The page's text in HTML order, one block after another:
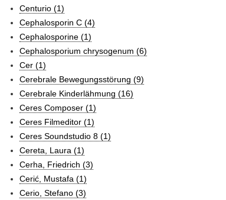
Centurio (1)
Cephalosporin C (4)
Cephalosporine (1)
Cephalosporium chrysogenum (6)
Cer (1)
Cerebrale Bewegungsstörung (9)
Cerebrale Kinderlähmung (16)
Ceres Composer (1)
Ceres Filmeditor (1)
Ceres Soundstudio 8 (1)
Cereta, Laura (1)
Cerha, Friedrich (3)
Cerić, Mustafa (1)
Cerio, Stefano (3)